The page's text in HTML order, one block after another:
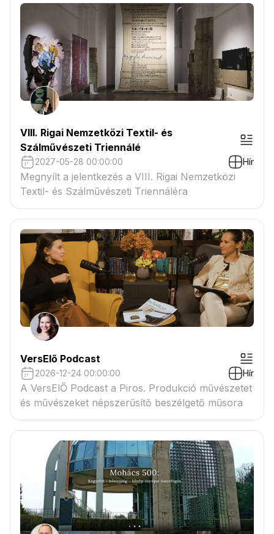
VIII. Rigai Nemzetközi Textil- és
Szálművészeti Triennálé
2027-05-28 00:00:00 Hír
Megnyílt a jelentkezés a VIII. Rigai Nemzetközi
Textil- és Szálművészeti Triennáléra
VersElő Podcast
2026-12-24 00:00:00 Hír
A VersElŐ Podcast a Piros. Produkció művészetet
és művészeket népszerűsítő beszélgető műsora